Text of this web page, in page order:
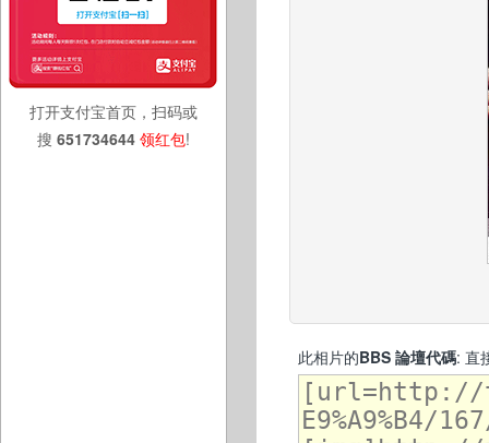
打开支付宝首页，扫码或
搜 651734644 领红包!
此相片的BBS 論壇代碼: 直